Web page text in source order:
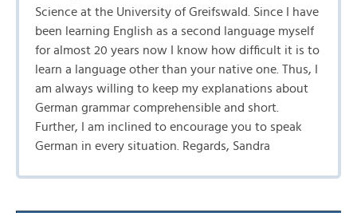
Science at the University of Greifswald. Since I have
been learning English as a second language myself
for almost 20 years now I know how difficult it is to
learn a language other than your native one. Thus, I
am always willing to keep my explanations about
German grammar comprehensible and short.
Further, I am inclined to encourage you to speak
German in every situation. Regards, Sandra